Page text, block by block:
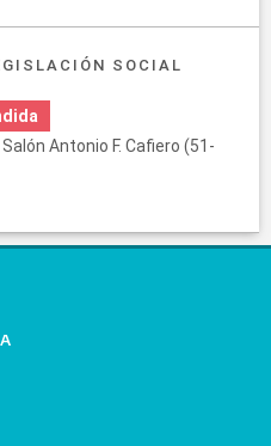
SOCIAL
Antonio F. Cafiero (51-